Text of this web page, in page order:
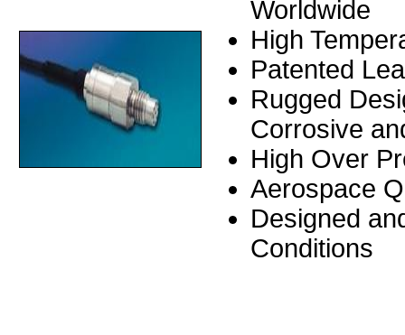
Worldwide
High
Patented
Rugged
Corrosive
High Over
Aerospace
Designed
Conditions